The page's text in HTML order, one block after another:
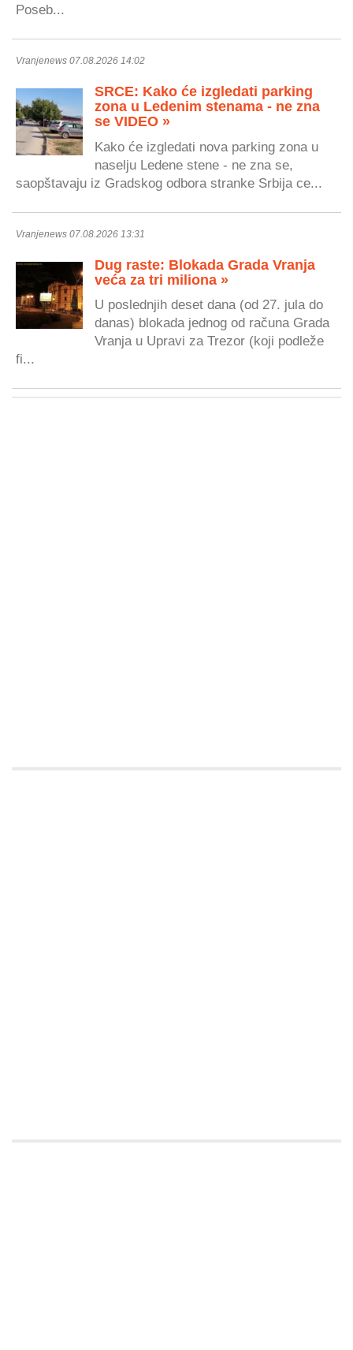
Poseb...
Vranjenews 07.08.2026 14:02
SRCE: Kako će izgledati parking
zona u Ledenim stenama - ne zna
se VIDEO »
Kako će izgledati nova parking zona u
naselju Ledene stene - ne zna se,
saopštavaju iz Gradskog odbora stranke Srbija ce...
Vranjenews 07.08.2026 13:31
Dug raste: Blokada Grada Vranja
veća za tri miliona »
U poslednjih deset dana (od 27. jula do
danas) blokada jednog od računa Grada
Vranja u Upravi za Trezor (koji podleže
fi...